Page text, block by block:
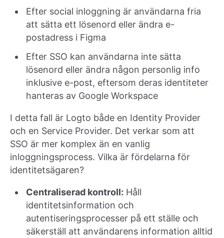
Efter social inloggning är användarna fria
att sätta ett lösenord eller ändra e-
postadress i Figma
Efter SSO kan användarna inte sätta
lösenord eller ändra någon personlig info
inklusive e-post, eftersom deras identiteter
hanteras av Google Workspace
I detta fall är Logto både en Identity Provider
och en Service Provider. Det verkar som att
SSO är mer komplex än en vanlig
inloggningsprocess. Vilka är fördelarna för
identitetsägaren?
Centraliserad kontroll: Håll
identitetsinformation och
autentiseringsprocesser på ett ställe och
säkerställ att användarens information alltid